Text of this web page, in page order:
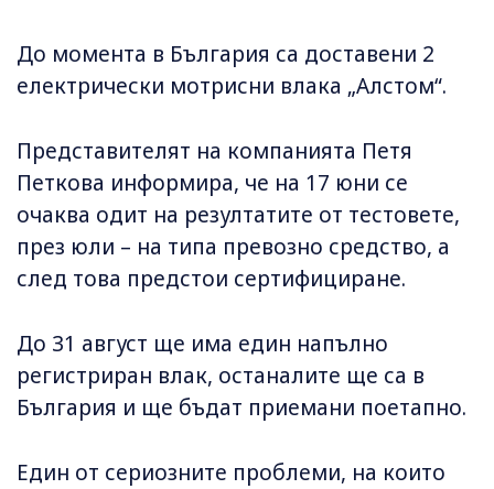
До момента в България са доставени 2
електрически мотрисни влака „Алстом“.
Представителят на компанията Петя
Петкова информира, че на 17 юни се
очаква одит на резултатите от тестовете,
през юли – на типа превозно средство, а
след това предстои сертифициране.
До 31 август ще има един напълно
регистриран влак, останалите ще са в
България и ще бъдат приемани поетапно.
Един от сериозните проблеми, на които